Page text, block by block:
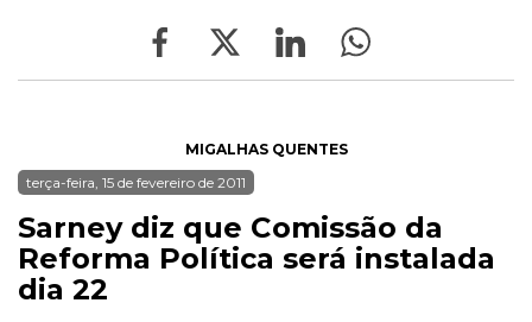
MIGALHAS QUENTES
terça-feira, 15 de fevereiro de 2011
Sarney diz que Comissão da
Reforma Política será instalada
dia 22